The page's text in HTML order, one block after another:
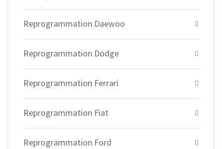
Reprogrammation Daewoo
Reprogrammation Dodge
Reprogrammation Ferrari
Reprogrammation Fiat
Reprogrammation Ford